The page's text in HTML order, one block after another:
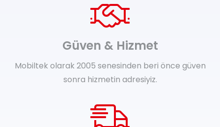
Güven & Hizmet
Mobiltek olarak 2005 senesinden beri önce güven
sonra hizmetin adresiyiz.